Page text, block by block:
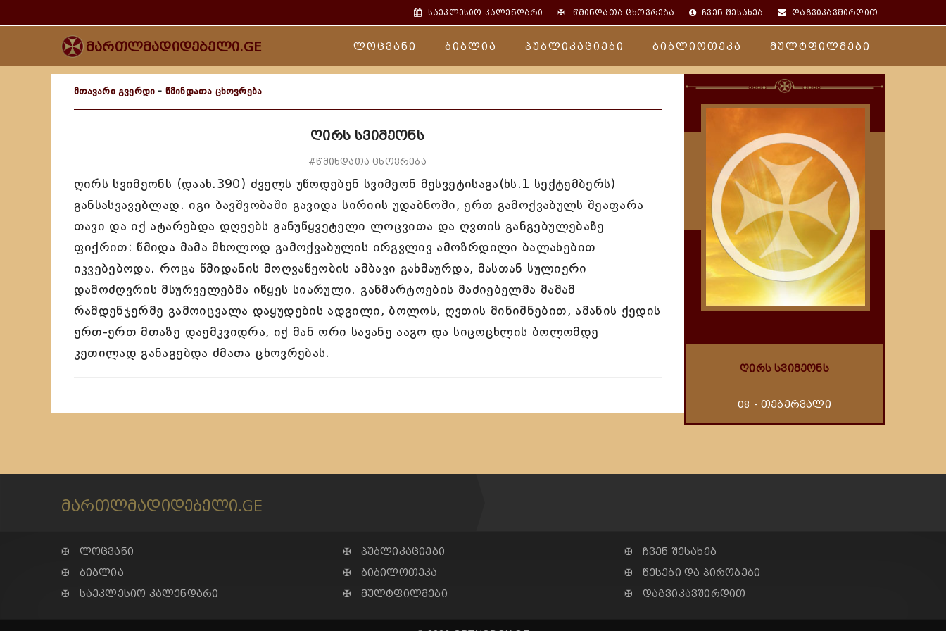
საეკლესიო კალენდარი ✠წმინდათა ცხოვრება ჩვენ შესახებ დაგვიკავშირდით
მართლმადიდებელი.GE ლოცვანი ბიბლია პუბლიკაციები ბიბლიოთეკა მულტფილმები
მთავარი გვერდი - წმინდათა ცხოვრება
ღირს სვიმეონს
#წმინდათა ცხოვრება
ღირს სვიმეონს (დაახ.390) ძველს უწოდებენ სვიმეონ მესვეტისაგა(ხს.1 სექტემბერს)
განსასვავებლად. იგი ბავშვობაში გავიდა სირიის უდაბნოში, ერთ გამოქვაბულს შეაფარა
თავი და იქ ატარებდა დღეებს განუწყვეტელი ლოცვითა და ღვთის განგებულებაზე
ფიქრით: წმიდა მამა მხოლოდ გამოქვაბულის ირგვლივ ამოზრდილი ბალახებით
იკვებებოდა. როცა წმიდანის მოღვაწეობის ამბავი გახმაურდა, მასთან სულიერი
დამოძღვრის მსურველებმა იწყეს სიარული. განმარტოების მაძიებელმა მამამ
რამდენჯერმე გამოიცვალა დაყუდების ადგილი, ბოლოს, ღვთის მინიშნებით, ამანის ქედის
ერთ-ერთ მთაზე დაემკვიდრა, იქ მან ორი სავანე ააგო და სიცოცხლის ბოლომდე
კეთილად განაგებდა ძმათა ცხოვრებას.
ღირს სვიმეონს
08 - თებერვალი
მართლმადიდებელი.GE
✠ ლოცვანი
✠ ბიბლია
✠ საეკლესიო კალენდარი
✠ პუბლიკაციები
✠ ბიბილოთეკა
✠ მულტფილმები
✠ ჩვენ შესახებ
✠ წესები და პირობები
✠ დაგვიკავშირდით